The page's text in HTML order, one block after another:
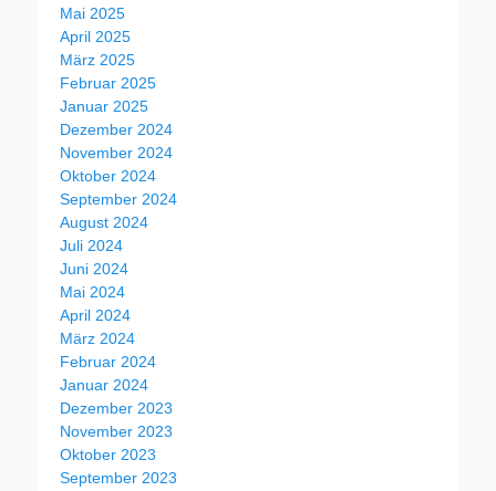
Mai 2025
April 2025
März 2025
Februar 2025
Januar 2025
Dezember 2024
November 2024
Oktober 2024
September 2024
August 2024
Juli 2024
Juni 2024
Mai 2024
April 2024
März 2024
Februar 2024
Januar 2024
Dezember 2023
November 2023
Oktober 2023
September 2023